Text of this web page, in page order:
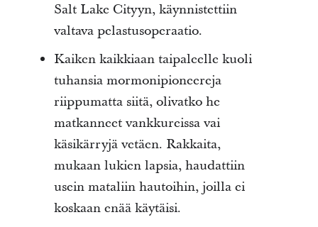
Salt Lake Cityyn, käynnistettiin
valtava pelastusoperaatio.
Kaiken kaikkiaan taipaleelle kuoli
tuhansia mormonipioneereja
riippumatta siitä, olivatko he
matkanneet vankkureissa vai
käsikärryjä vetäen. Rakkaita,
mukaan lukien lapsia, haudattiin
usein mataliin hautoihin, joilla ei
koskaan enää käytäisi.